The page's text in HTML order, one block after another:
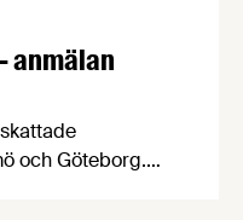
anmälan
och Göteborg.